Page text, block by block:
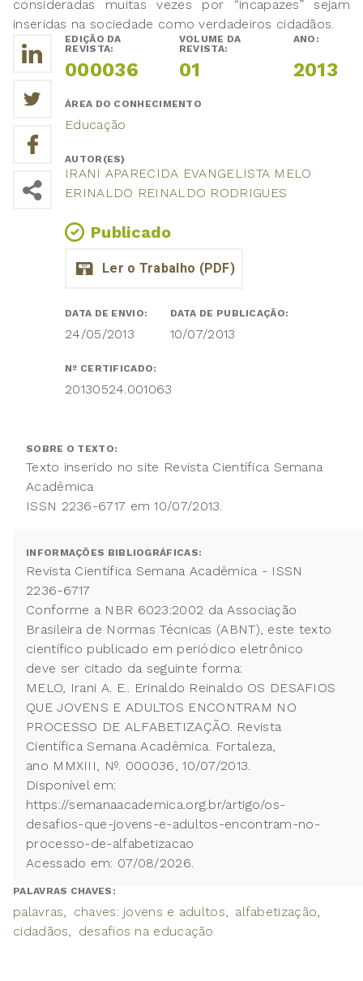
consideradas muitas vezes por “incapazes” sejam
inseridas na sociedade como verdadeiros cidadãos.
EDIÇÃO DA
REVISTA:
000036
VOLUME DA
REVISTA:
01
ANO:
2013
ÁREA DO CONHECIMENTO
Educação
AUTOR(ES)
IRANI APARECIDA EVANGELISTA MELO
ERINALDO REINALDO RODRIGUES
Publicado
DATA DE ENVIO:
24/05/2013
DATA DE PUBLICAÇÃO:
10/07/2013
Nº CERTIFICADO:
20130524.001063
SOBRE O TEXTO:
Texto inserido no site Revista Científica Semana
Acadêmica
ISSN 2236-6717 em 10/07/2013.
INFORMAÇÕES BIBLIOGRÁFICAS:
Revista Científica Semana Acadêmica - ISSN
2236-6717
Conforme a NBR 6023:2002 da Associação
Brasileira de Normas Técnicas (ABNT), este texto
científico publicado em periódico eletrônico
deve ser citado da seguinte forma:
MELO, Irani A. E.. Erinaldo Reinaldo OS DESAFIOS
QUE JOVENS E ADULTOS ENCONTRAM NO
PROCESSO DE ALFABETIZAÇÃO. Revista
Científica Semana Acadêmica. Fortaleza,
ano MMXIII, Nº. 000036, 10/07/2013.
Disponível em:
https://semanaacademica.org.br/artigo/os-
desafios-que-jovens-e-adultos-encontram-no-
processo-de-alfabetizacao
Acessado em: 07/08/2026.
PALAVRAS CHAVES:
palavras chaves: jovens e adultos
alfabetização
cidadãos
desafios na educação